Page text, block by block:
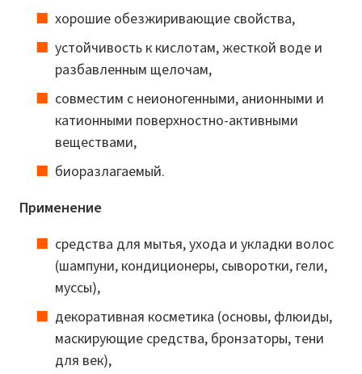
хорошие обезжиривающие свойства,
устойчивость к кислотам, жесткой воде и
разбавленным щелочам,
совместим с неионогенными, анионными и
катионными поверхностно-активными
веществами,
биоразлагаемый.
Применение
средства для мытья, ухода и укладки волос
(шампуни, кондиционеры, сыворотки, гели,
муссы),
декоративная косметика (основы, флюиды,
маскирующие средства, бронзаторы, тени
для век),